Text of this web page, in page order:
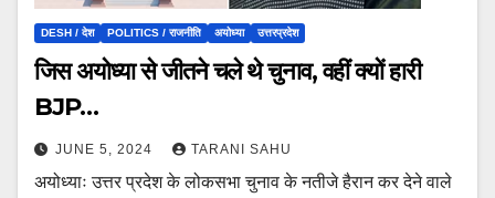
DESH / देश POLITICS / राजनीति अयोध्या उत्तरप्रदेश
जिस अयोध्या से जीतने चले थे चुनाव, वहीं क्यों हारी
BJP…
JUNE 5, 2024 TARANI SAHU
अयोध्याः उत्तर प्रदेश के लोकसभा चुनाव के नतीजे हैरान कर देने वाले